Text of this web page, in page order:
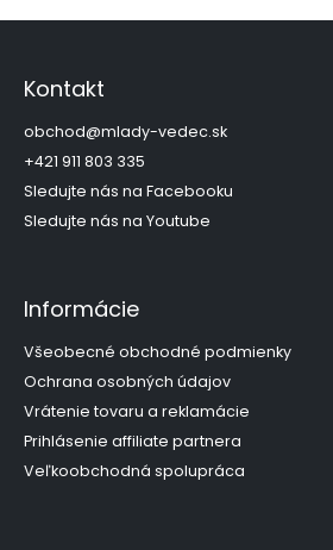
Z
Kontakt
obchod@mlady-vedec.sk
+421 911 803 335
Sledujte nás na Facebooku
Sledujte nás na Youtube
Informácie
Všeobecné obchodné podmienky
Ochrana osobných údajov
Vrátenie tovaru a reklamácie
Prihlásenie affiliate partnera
Veľkoobchodná spolupráca